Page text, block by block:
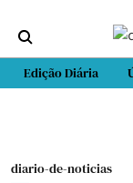
Edição Diária
diario-de-noticias